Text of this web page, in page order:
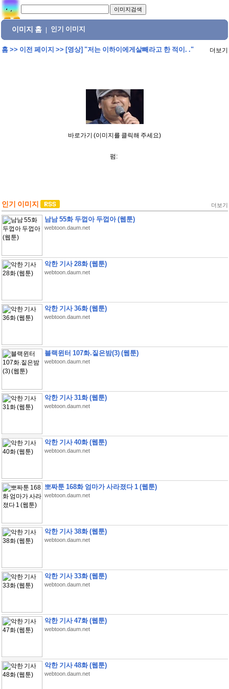
이미지 홈 인기 이미지
홈>> 이전 페이지 >> [영상] "저는 이하이에게살빼라고 한 적이. ." 더보기
바로가기 (이미지를 클릭해 주세요)
펌:
인기 이미지 더보기
남남 55화 두껍아 두껍아 (웹툰)
webtoon.daum.net
악한 기사 28화 (웹툰)
webtoon.daum.net
악한 기사 36화 (웹툰)
webtoon.daum.net
블랙윈터 107화.짙은밤(3) (웹툰)
webtoon.daum.net
악한 기사 31화 (웹툰)
webtoon.daum.net
악한 기사 40화 (웹툰)
webtoon.daum.net
뽀짜툰 168화 엄마가 사라졌다 1 (웹툰)
webtoon.daum.net
악한 기사 38화 (웹툰)
webtoon.daum.net
악한 기사 33화 (웹툰)
webtoon.daum.net
악한 기사 47화 (웹툰)
webtoon.daum.net
악한 기사 48화 (웹툰)
webtoon.daum.net